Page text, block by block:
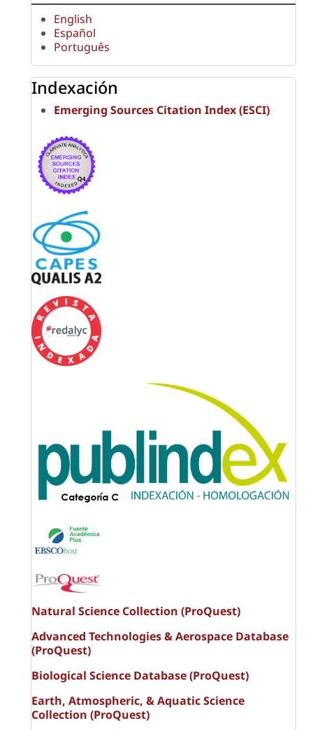
English
Español
Português
Indexación
Emerging Sources Citation Index (ESCI)
Natural Science Collection (ProQuest)
Advanced Technologies & Aerospace Database
(ProQuest)
Biological Science Database (ProQuest)
Earth, Atmospheric, & Aquatic Science
Collection (ProQuest)